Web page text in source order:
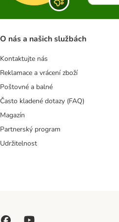
O nás a našich službách
Kontaktujte nás
Reklamace a vrácení zboží
Poštovné a balné
Často kladené dotazy (FAQ)
Magazín
Partnerský program
Udržitelnost